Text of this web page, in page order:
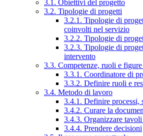
3.1. Obiettivi del progetto
3.2. Tipologie di progetti
3.2.1. Tipologie di
coinvolti nel servizio
3.2.2. Tipologie di
3.2.3. Tipologie di
intervento
3.3. Competenze, ruoli e
3.3.1. Coordinatore di
3.3.2. Definire ruoli e
3.4. Metodo di lavoro
3.4.1. Definire processi,
3.4.2. Curare la
3.4.3. Organizzare
3.4.4. Prendere decisioni